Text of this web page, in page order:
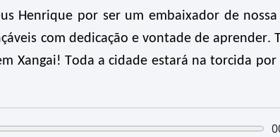
Henrique por ser um embaixador de
com dedicação e vontade de aprender.
Xangai! Toda a cidade estará na torcida por